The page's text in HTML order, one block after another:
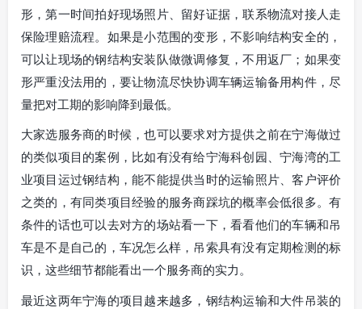
形，第一时间拍好现场照片、留好证据，联系物流对接人走
保险理赔流程。如果是小范围的变形，不影响结构安全的，
可以让现场的钢结构安装队做微调修复，不用返厂；如果变
形严重没法用的，要让物流尽快协调车辆运输备用构件，尽
量把对工期的影响降到最低。
大家选服务商的时候，也可以要求对方提供之前在宁海做过
的类似项目的案例，比如有没有给宁海科创园、宁海湾的工
业项目运过钢结构，能不能提供当时的运输照片、客户评价
之类的，有同类项目经验的服务商踩坑的概率会低很多。有
条件的话也可以去对方的场站看一下，看看他们的车辆和吊
车是不是自己的，车况怎么样，吊索具有没有定期检测的标
识，这些细节都能看出一个服务商的实力。
最近这两年宁海的项目越来越多，钢结构运输和大件吊装的